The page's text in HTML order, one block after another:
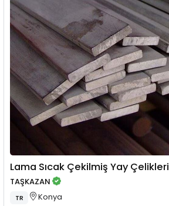
Lama Sıcak Çekilmiş Yay Çelikleri
TAŞKAZAN
TR Konya